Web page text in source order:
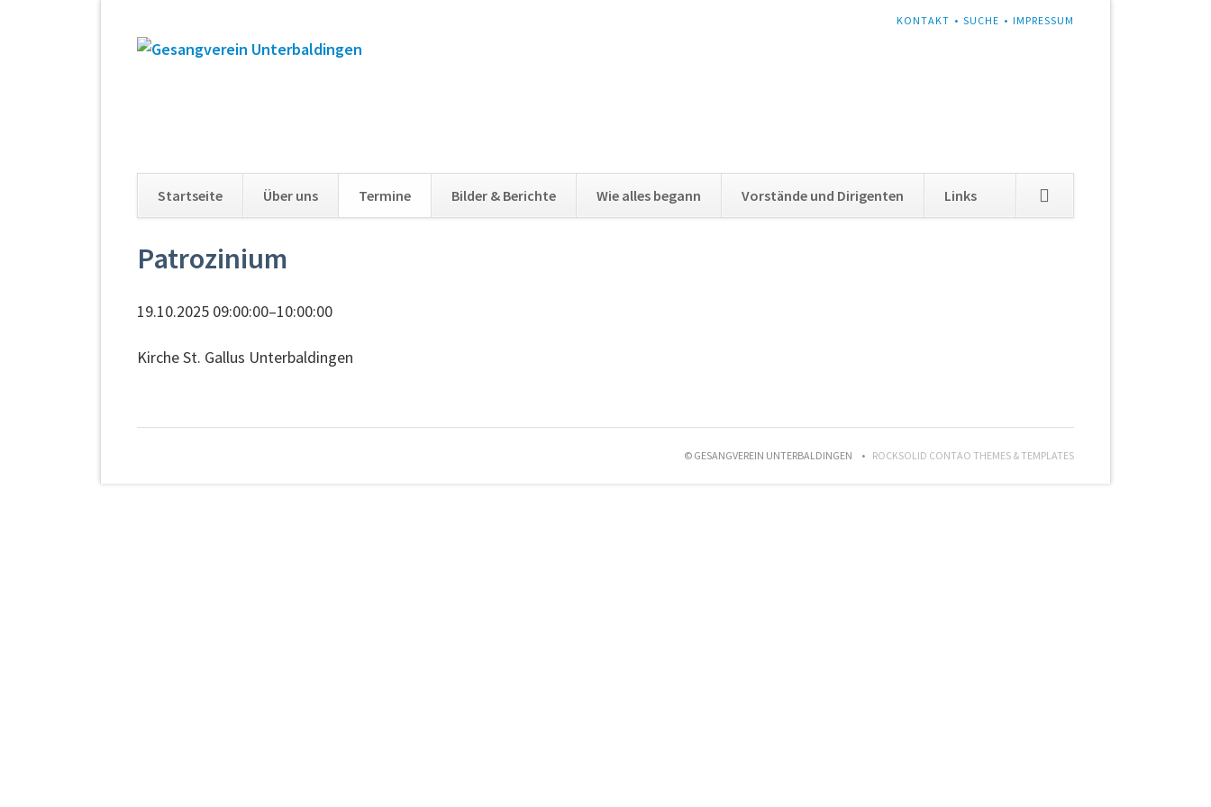
NAVIGATION
KONTAKT SUCHE IMPRESSUM
Navigation
überspringen
Startseite Über uns Termine Bilder & Berichte Wie alles begann Vorstände und Dirigenten Links
überspringen
Patrozinium
19.10.2025 09:00:00–10:00:00
Kirche St. Gallus Unterbaldingen
© GESANGVEREIN UNTERBALDINGEN ROCKSOLID CONTAO THEMES & TEMPLATES